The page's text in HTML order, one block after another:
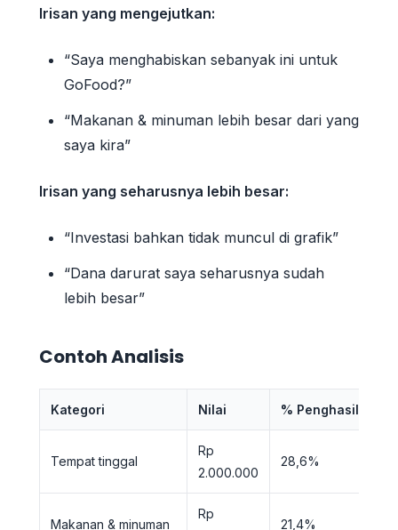
Irisan yang mengejutkan:
“Saya menghabiskan sebanyak ini untuk
GoFood?”
“Makanan & minuman lebih besar dari yang
saya kira”
Irisan yang seharusnya lebih besar:
“Investasi bahkan tidak muncul di grafik”
“Dana darurat saya seharusnya sudah
lebih besar”
Contoh Analisis
Kategori Nilai % Penghasilan
Tempat tinggal
Rp
2.000.000
28,6%
Makanan & minuman
Rp
21,4%